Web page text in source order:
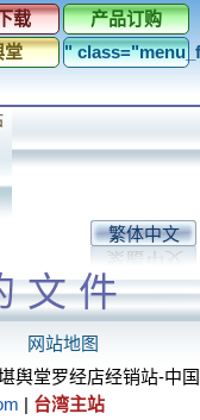
载
产品订购
堂
"
繁体中文
文件
网站地图
舆堂罗经店经销站-中国
| 台湾主站